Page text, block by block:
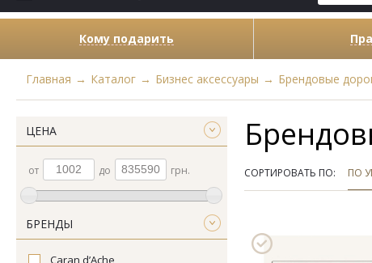
Кому подарить
Главная → Каталог → Бизнес аксессуары → Брендовые
ЦЕНА
от до грн.
БРЕНДЫ
Caran d’Ache
СОРТИРОВАТЬ ПО: ПО